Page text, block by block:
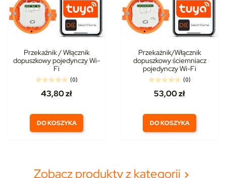
Przekaźnik / Włącznik
dopuszkowy pojedynczy Wi-
Fi
(0)
43,80 zł
DO KOSZYKA
Przekaźnik/Włącznik
dopuszkowy ściemniacz
pojedynczy Wi-Fi
(0)
53,00 zł
DO KOSZYKA
Zobacz produkty z kategorii 